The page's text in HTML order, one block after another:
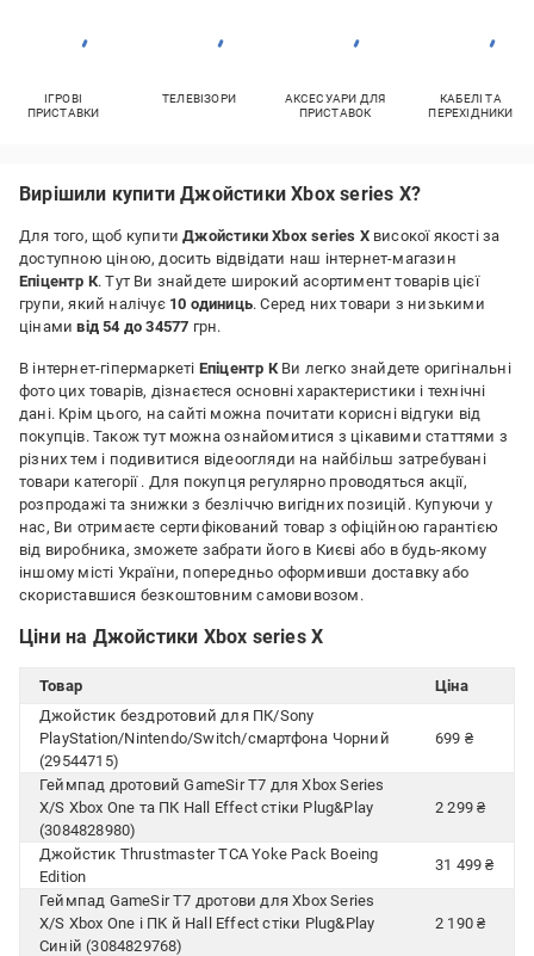
ІГРОВІ
ПРИСТАВКИ
ТЕЛЕВІЗОРИ
АКСЕСУАРИ ДЛЯ
ПРИСТАВОК
КАБЕЛІ ТА
ПЕРЕХІДНИКИ
Вирішили купити Джойстики Xbox series X?
Для того, щоб купитиДжойстики Xbox series Xвисокої якості за
доступною ціною, досить відвідати наш інтернет-магазин
Епіцентр К. Тут Ви знайдете широкий асортимент товарів цієї
групи, який налічує 10 одиниць. Серед них товари з низькими
цінамивід 54 до 34577 грн.
В інтернет-гіпермаркеті Епіцентр КВи легко знайдете оригінальні
фото цих товарів, дізнаєтеся основні характеристики і технічні
дані. Крім цього, на сайті можна почитати корисні відгуки від
покупців. Також тут можна ознайомитися з цікавими статтями з
різних тем і подивитися відеоогляди на найбільш затребувані
товари категорії . Для покупця регулярно проводяться акції,
розпродажі та знижки з безліччю вигідних позицій. Купуючи у
нас, Ви отримаєте сертифікований товар з офіційною гарантією
від виробника, зможете забрати його в Києві або в будь-якому
іншому місті України, попередньо оформивши доставку або
скориставшися безкоштовним самовивозом.
Ціни на Джойстики Xbox series X
Товар
Ціна
Джойстик бездротовий для ПК/Sony
PlayStation/Nintendo/Switch/смартфона Чорний
(29544715)
699 ₴
Геймпад дротовий GameSir T7 для Xbox Series
X/S Xbox One та ПК Hall Effect стіки Plug&Play
(3084828980)
2 299 ₴
Джойстик Thrustmaster TCA Yoke Pack Boeing
Edition
31 499 ₴
Геймпад GameSir T7 дротови для Xbox Series
X/S Xbox One і ПК й Hall Effect стіки Plug&Play
Синій (3084829768)
2 190 ₴